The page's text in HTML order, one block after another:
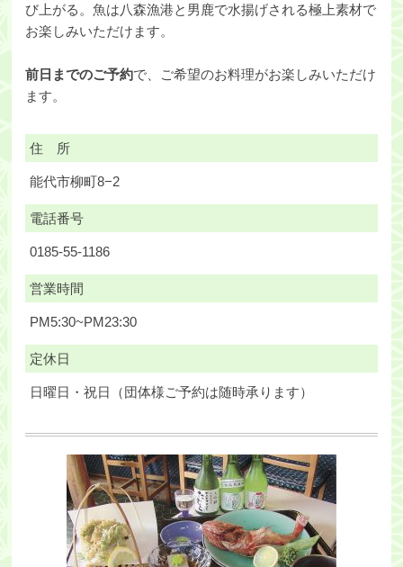
び上がる。魚は八森漁港と男鹿で水揚げされる極上素材で
お楽しみいただけます。
前日までのご予約で、ご希望のお料理がお楽しみいただけ
ます。
住 所
能代市柳町8−2
電話番号
0185-55-1186
営業時間
PM5:30~PM23:30
定休日
日曜日・祝日（団体様ご予約は随時承ります）